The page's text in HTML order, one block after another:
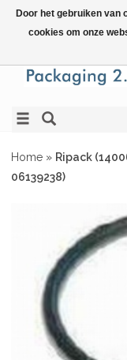
Home » Ripack
06139238)
Door het gebruiken van
cookies om onze